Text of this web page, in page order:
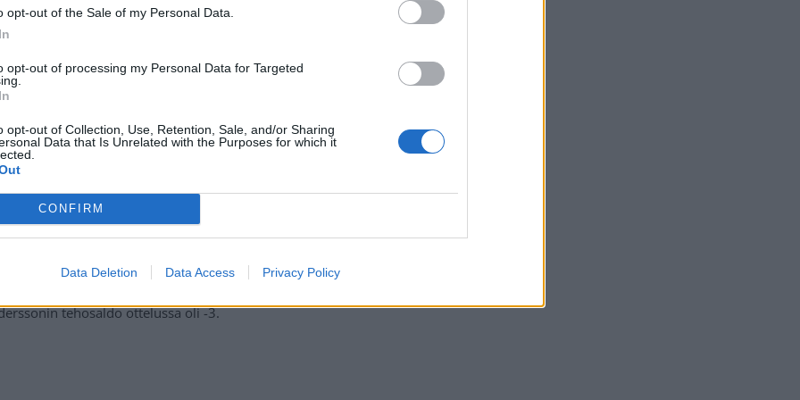
opt-out of the Sale of my Personal Data.
opt-out of processing my Personal Data for Targeted
opt-out of Collection, Use, Retention, Sale, and/or Sharing
Data that Is Unrelated with the Purposes for which it
CONFIRM
Data Deletion Data Access Privacy Policy
60:00. Jäähyn syyksi merkittiin lopulta
myös pelikieltoa.
omin avuin nousemaan ylös.
Justin Danforth sekä Zach Werenski. Calgaryn
ottelussa pisteittä.
tehosaldo ottelussa oli -3.